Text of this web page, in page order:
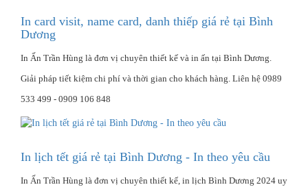
In card visit, name card, danh thiếp giá rẻ tại Bình
Dương
In Ấn Trần Hùng là đơn vị chuyên thiết kế và in ấn tại Bình Dương.
Giải pháp tiết kiệm chi phí và thời gian cho khách hàng. Liên hệ 0989
533 499 - 0909 106 848
In lịch tết giá rẻ tại Bình Dương - In theo yêu cầu
In Ấn Trần Hùng là đơn vị chuyên thiết kế, in lịch Bình Dương 2024 uy